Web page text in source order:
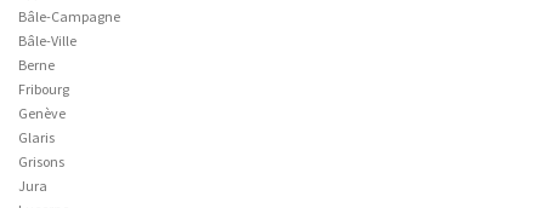
Bâle-Campagne
Bâle-Ville
Berne
Fribourg
Genève
Glaris
Grisons
Jura